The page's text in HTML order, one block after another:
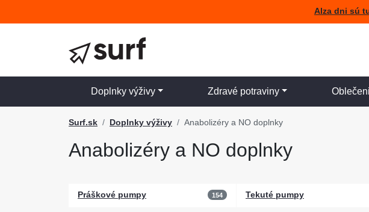
Alza dni sú
Doplnky výživy Zdravé potraviny
Surf.sk Doplnky výživy Anabolizéry a NO doplnky
Anabolizéry a NO doplnky
Práškové pumpy 154 Tekuté pumpy